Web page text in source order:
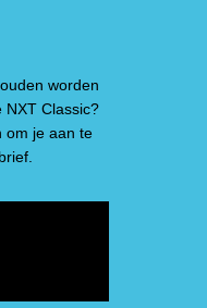
worden
NXT Classic?
om je aan te